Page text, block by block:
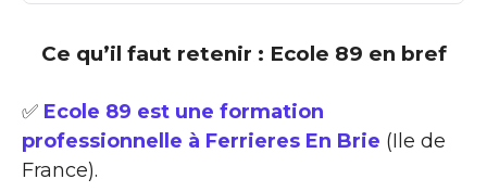
Ce qu’il faut retenir : Ecole 89 en bref
✅ Ecole 89 est une formation
professionnelle à Ferrieres En Brie (Ile de
France).